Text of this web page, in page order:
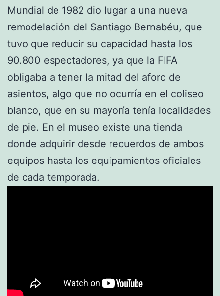
Mundial de 1982 dio lugar a una nueva
remodelación del Santiago Bernabéu, que
tuvo que reducir su capacidad hasta los
90.800 espectadores, ya que la FIFA
obligaba a tener la mitad del aforo de
asientos, algo que no ocurría en el coliseo
blanco, que en su mayoría tenía localidades
de pie. En el museo existe una tienda
donde adquirir desde recuerdos de ambos
equipos hasta los equipamientos oficiales
de cada temporada.